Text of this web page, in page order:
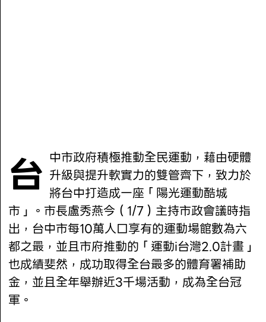
台中市政府積極推動全民運動，藉由硬體 升級與提升軟實力的雙管齊下，致力於
將台中打造成一座「陽光運動酷城
市」。市長盧秀燕今（1/7）主持市政會議時指
出，台中市每10萬人口享有的運動場館數為六
都之最，並且市府推動的「運動i台灣2.0計畫」
也成績斐然，成功取得全台最多的體育署補助
金，並且全年舉辦近3千場活動，成為全台冠
軍。